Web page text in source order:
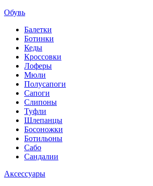
Обувь
Балетки
Ботинки
Кеды
Кроссовки
Лоферы
Мюли
Полусапоги
Сапоги
Слипоны
Туфли
Шлепанцы
Босоножки
Ботильоны
Сабо
Сандалии
Аксессуары